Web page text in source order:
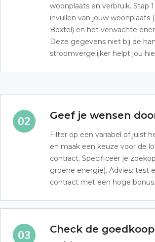
woonplaats en verbruik. Stap
invullen van jouw woonplaats
Boxtel) en het verwachte
Deze gegevens niet bij de
stroomvergelijker helpt jou
Geef je wensen
Filter op een variabel of juist
en maak een keuze voor de
contract. Specificeer je
groene energie). Advies: test
contract met een hoge bonus.
Check de